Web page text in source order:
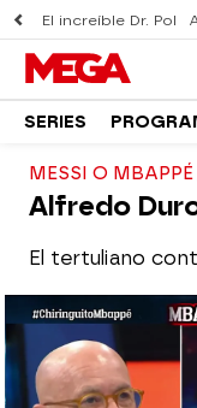
El increíble Dr. Pol
SERIES
MESSI O MBAPPÉ
Alfredo
El tertuliano